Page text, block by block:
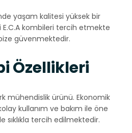
yaşam kalitesi yüksek bir
E.C.A kombileri tercih etmekte
güvenmektedir.
Özellikleri
mühendislik ürünü. Ekonomik
kullanım ve bakım ile öne
sıklıkla tercih edilmektedir.